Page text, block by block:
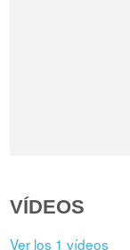
VÍDEOS
Ver los 1 vídeos